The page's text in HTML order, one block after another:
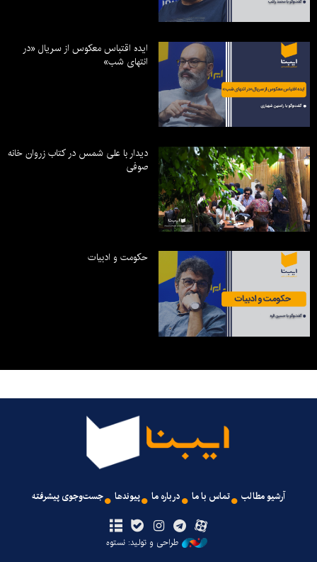
ایده اقتباس معکوس از سریال «در
انتهای شب»
دیدار با علی شمس در کتاب زروان خانه
صوفی
حکومت و ادبیات
آرشیو مطالب تماس با ما درباره ما پیوندها جست‌وجوی پیشرفته
طراحی و تولید: نستوه